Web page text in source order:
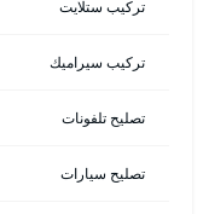
تركيب ستلايت
تركيب سيراميك
تصليح تلفونات
تصليح سيارات